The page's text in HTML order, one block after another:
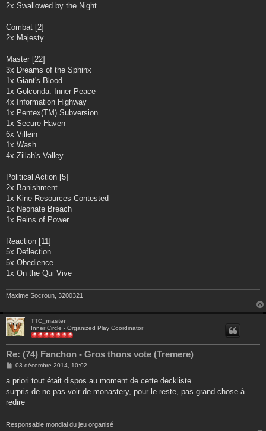
2x Swallowed by the Night
Combat [2]
2x Majesty
Master [22]
3x Dreams of the Sphinx
1x Giant's Blood
1x Golconda: Inner Peace
4x Information Highway
1x Pentex(TM) Subversion
1x Secure Haven
6x Villein
1x Wash
4x Zillah's Valley
Political Action [5]
2x Banishment
1x Kine Resources Contested
1x Neonate Breach
1x Reins of Power
Reaction [11]
5x Deflection
5x Obedience
1x On the Qui Vive
Maxime Socroun, 3200321
TTC_master
Inner Circle - Organized Play Coordinator
Re: (74) Fanchon - Gros thons vote (Tremere)
M
s
s
a
g
03 décembre 2014, 10:02
a priori tout était dispos au moment de cette deckliste
surpris de ne pas voir de monastery, pour le reste, pas grand chose à
redire
Responsable mondial du jeu organisé